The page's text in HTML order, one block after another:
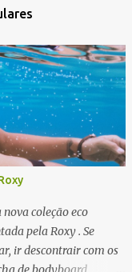
coleção eco
pela Roxy . Se
ir descontrair com os